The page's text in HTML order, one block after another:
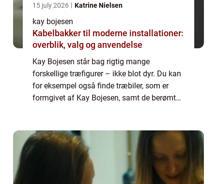
15 july 2026 Katrine Nielsen
kay bojesen
Kabelbakker til moderne installationer:
overblik, valg og anvendelse
Kay Bojesen står bag rigtig mange
forskellige træfigurer – ikke blot dyr. Du kan
for eksempel også finde træbiler, som er
formgivet af Kay Bojesen, samt de berømte